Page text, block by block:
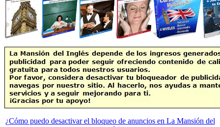
¿Cómo puedo desactivar el bloqueo de anuncios en La Mansión del